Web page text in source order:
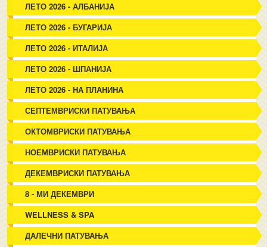
ЛЕТО 2026 - АЛБАНИЈА
ЛЕТО 2026 - БУГАРИЈА
ЛЕТО 2026 - ИТАЛИЈА
ЛЕТО 2026 - ШПАНИЈА
ЛЕТО 2026 - НА ПЛАНИНА
СЕПТЕМВРИСКИ ПАТУВАЊА
ОКТОМВРИСКИ ПАТУВАЊА
НОЕМВРИСКИ ПАТУВАЊА
ДЕКЕМВРИСКИ ПАТУВАЊА
8 - МИ ДЕКЕМВРИ
WELLNESS & SPA
ДАЛЕЧНИ ПАТУВАЊА